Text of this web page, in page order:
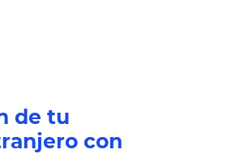
de tu
con